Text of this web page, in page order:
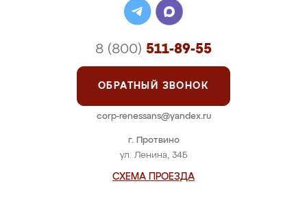
г. Протвино
ул. Ленина, 34Б
СХЕМА ПРОЕЗДА
8 (800) 511-89-55
ОБРАТНЫЙ ЗВОНОК
corp-renessans@yandex.ru